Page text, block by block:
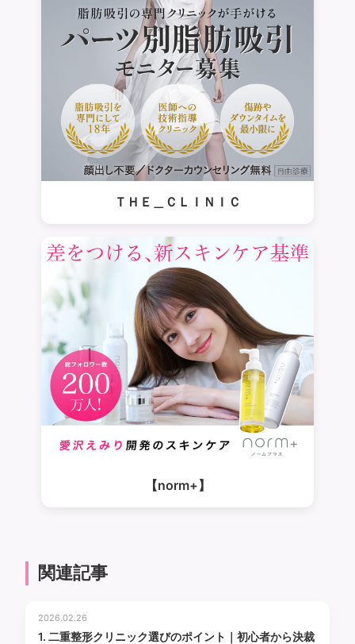
ＴＨＥ＿ＣＬＩＮＩＣ
【norm+】
関連記事
2026.02.26
1. 二重整形クリニック選びのポイント｜初心者から決裁